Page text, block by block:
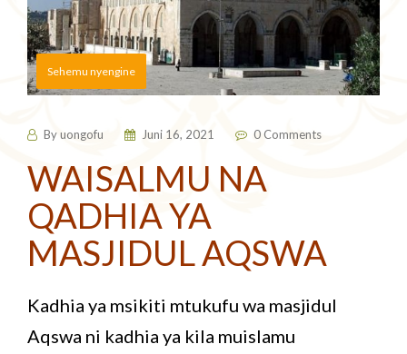
Sehemu nyengine
Byuongofu Juni 16, 2021 0 Comments
WAISALMU NA
QADHIA YA
MASJIDUL AQSWA
Kadhia ya msikiti mtukufu wa masjidul
Aqswa ni kadhia ya kila muislamu